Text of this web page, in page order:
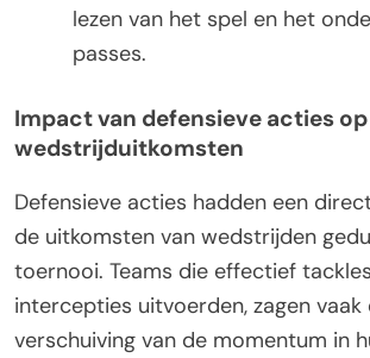
lezen van het spel en het
passes.
Impact van defensieve acties op
wedstrijduitkomsten
Defensieve acties hadden een
de uitkomsten van wedstrijden
toernooi. Teams die effectief
intercepties uitvoerden, zagen vaak
verschuiving van de momentum in